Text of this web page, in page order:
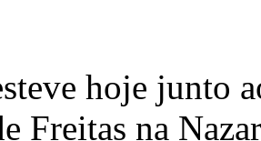
hoje junto
Freitas na